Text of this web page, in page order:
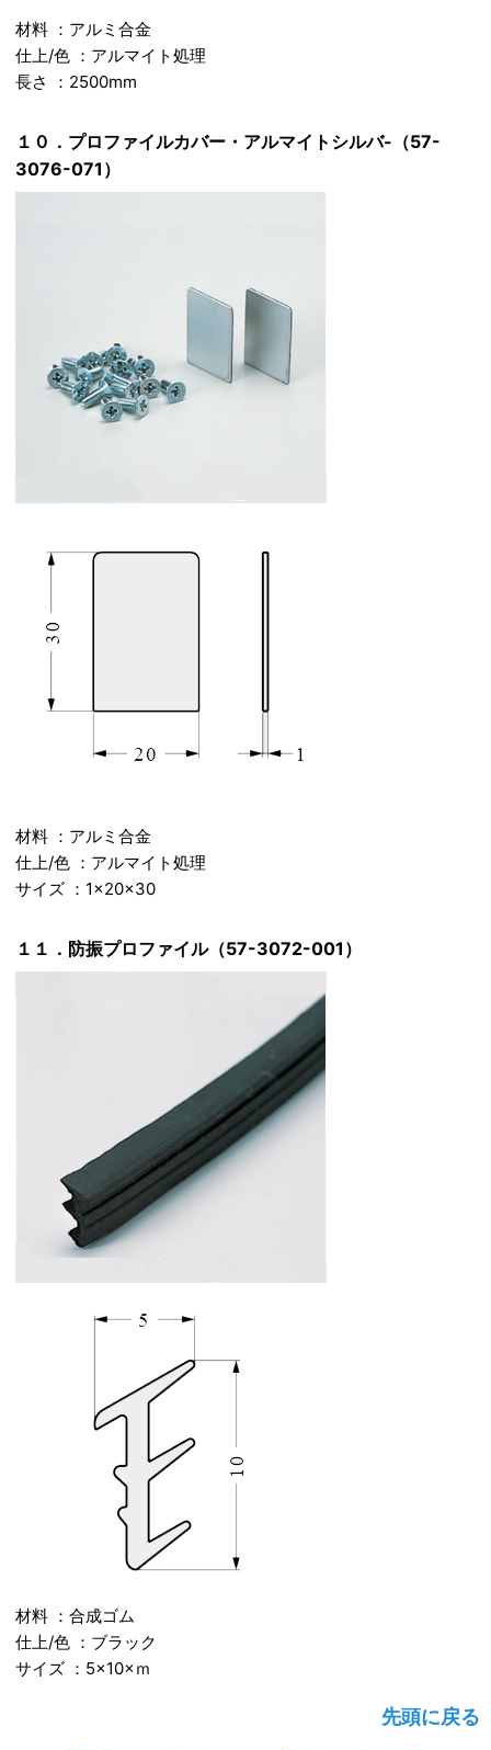
材料 ：アルミ合金
仕上/色 ：アルマイト処理
長さ ：2500mm
１０．プロファイルカバー・アルマイトシルバ-（57-
3076-071）
材料 ：アルミ合金
仕上/色 ：アルマイト処理
サイズ ：1×20×30
１１．防振プロファイル（57-3072-001）
材料 ：合成ゴム
仕上/色 ：ブラック
サイズ ：5×10×ｍ
先頭に戻る